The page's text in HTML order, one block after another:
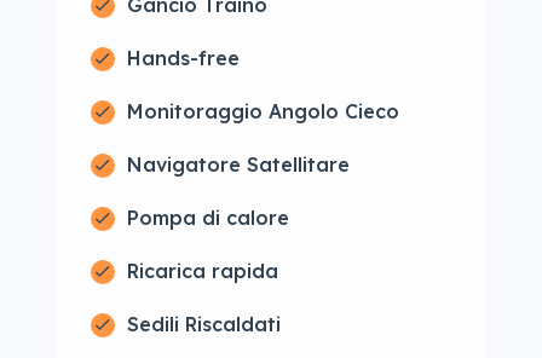
Gancio Traino
Hands-free
Monitoraggio Angolo Cieco
Navigatore Satellitare
Pompa di calore
Ricarica rapida
Sedili Riscaldati